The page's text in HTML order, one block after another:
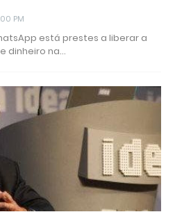
PM
está prestes a liberar a
dinheiro na…